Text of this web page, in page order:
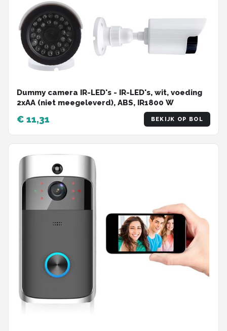
Dummy camera IR-LED's - IR-LED's, wit, voeding
2xAA (niet meegeleverd), ABS, IR1800 W
€ 11,31 BEKIJK OP BOL